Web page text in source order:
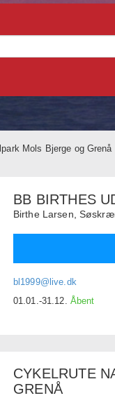
Mols Bjerge og Grenå
BB BIRTHES
Birthe Larsen,
bl1999@live.dk
01.01.-31.12. Åbent
CYKELRUTE
GRENÅ